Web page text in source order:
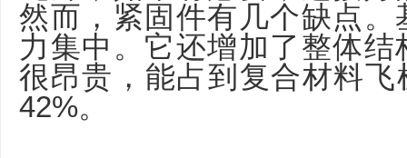
然而，紧固件有几个缺点
力集中。它还增加了整体
很昂贵，能占到复合材料
42%。